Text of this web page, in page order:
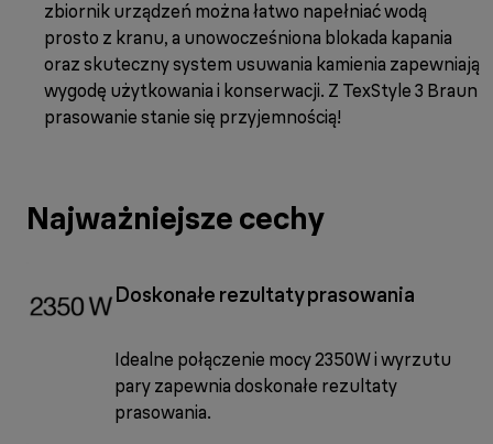
zbiornik urządzeń można łatwo napełniać wodą
prosto z kranu, a unowocześniona blokada kapania
oraz skuteczny system usuwania kamienia zapewniają
wygodę użytkowania i konserwacji. Z TexStyle 3 Braun
prasowanie stanie się przyjemnością!
Najważniejsze cechy
Doskonałe rezultaty prasowania
Idealne połączenie mocy 2350W i wyrzutu
pary zapewnia doskonałe rezultaty
prasowania.